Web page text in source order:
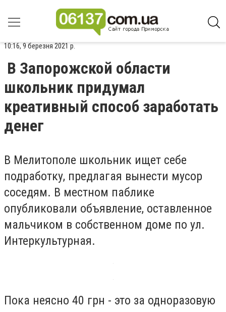
10:16, 9 березня 2021 р.
В Запорожской области
школьник придумал
креативный способ заработать
денег
В Мелитополе школьник ищет себе
подработку, предлагая вынести мусор
соседям. В местном паблике
опубликовали объявление, оставленное
мальчиком в собственном доме по ул.
Интеркультурная.
Пока неясно 40 грн - это за одноразовую